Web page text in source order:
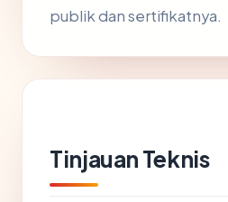
publik dan sertifikatnya.
Tinjauan Teknis